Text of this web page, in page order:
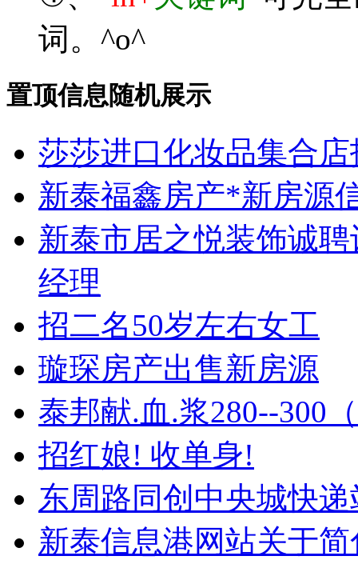
词。^o^
置顶信息随机展示
莎莎进口化妆品集合
新泰福鑫房产*新房源
新泰市居之悦装饰诚
经理
招二名50岁左右女工
璇琛房产出售新房源
泰邦献.血.浆280--300
招红娘! 收单身!
东周路同创中央城快
新泰信息港网站关于